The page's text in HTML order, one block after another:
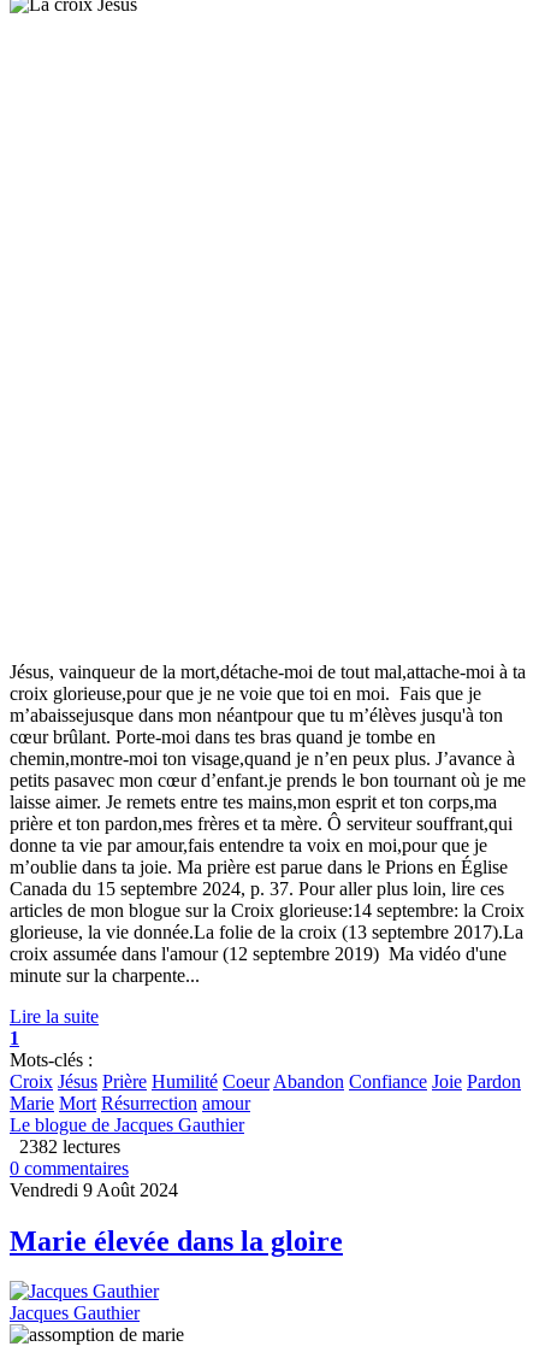
Jésus, vainqueur de la mort,détache-moi de tout mal,attache-moi à ta
croix glorieuse,pour que je ne voie que toi en moi. Fais que je
m’abaissejusque dans mon néantpour que tu m’élèves jusqu'à ton
cœur brûlant. Porte-moi dans tes bras quand je tombe en
chemin,montre-moi ton visage,quand je n’en peux plus. J’avance à
petits pasavec mon cœur d’enfant.je prends le bon tournant où je me
laisse aimer. Je remets entre tes mains,mon esprit et ton corps,ma
prière et ton pardon,mes frères et ta mère. Ô serviteur souffrant,qui
donne ta vie par amour,fais entendre ta voix en moi,pour que je
m’oublie dans ta joie. Ma prière est parue dans le Prions en Église
Canada du 15 septembre 2024, p. 37. Pour aller plus loin, lire ces
articles de mon blogue sur la Croix glorieuse:14 septembre: la Croix
glorieuse, la vie donnée.La folie de la croix (13 septembre 2017).La
croix assumée dans l'amour (12 septembre 2019) Ma vidéo d'une
minute sur la charpente...
Lire la suite
1
Mots-clés :
Croix Jésus Prière Humilité Coeur Abandon Confiance Joie Pardon
Marie Mort Résurrection amour
Le blogue de Jacques Gauthier
2382 lectures
0 commentaires
Vendredi 9 Août 2024
Marie élevée dans la gloire
Jacques Gauthier